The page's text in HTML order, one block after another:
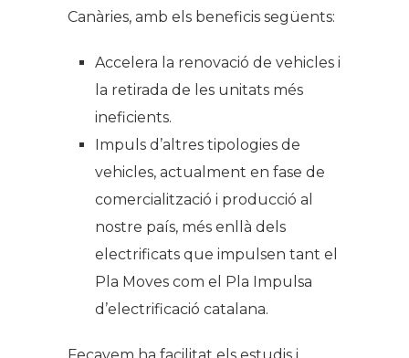
Canàries, amb els beneficis següents:
Accelera la renovació de vehicles i
la retirada de les unitats més
ineficients.
Impuls d’altres tipologies de
vehicles, actualment en fase de
comercialització i producció al
nostre país, més enllà dels
electrificats que impulsen tant el
Pla Moves com el Pla Impulsa
d’electrificació catalana.